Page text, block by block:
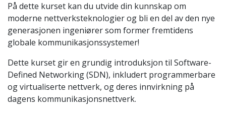
På dette kurset kan du utvide din kunnskap om
moderne nettverksteknologier og bli en del av den nye
generasjonen ingeniører som former fremtidens
globale kommunikasjonssystemer!
Dette kurset gir en grundig introduksjon til Software-
Defined Networking (SDN), inkludert programmerbare
og virtualiserte nettverk, og deres innvirkning på
dagens kommunikasjonsnettverk.